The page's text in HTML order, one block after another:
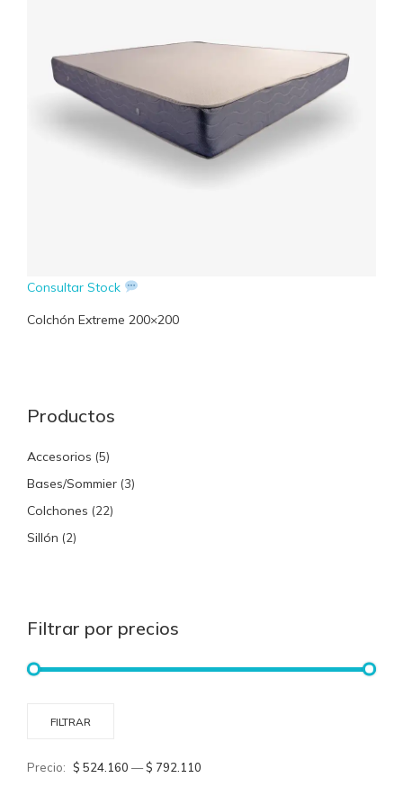
Consultar Stock
Colchón Extreme 200×200
Productos
Accesorios (5)
Bases/Sommier (3)
Colchones (22)
Sillón (2)
Filtrar por precios
FILTRAR
Precio: $ 524.160 —$ 792.110